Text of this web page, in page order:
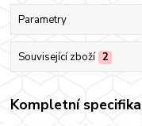
Parametry
Související zboží 2
Kompletní